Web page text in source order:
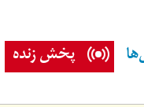
پخش زنده